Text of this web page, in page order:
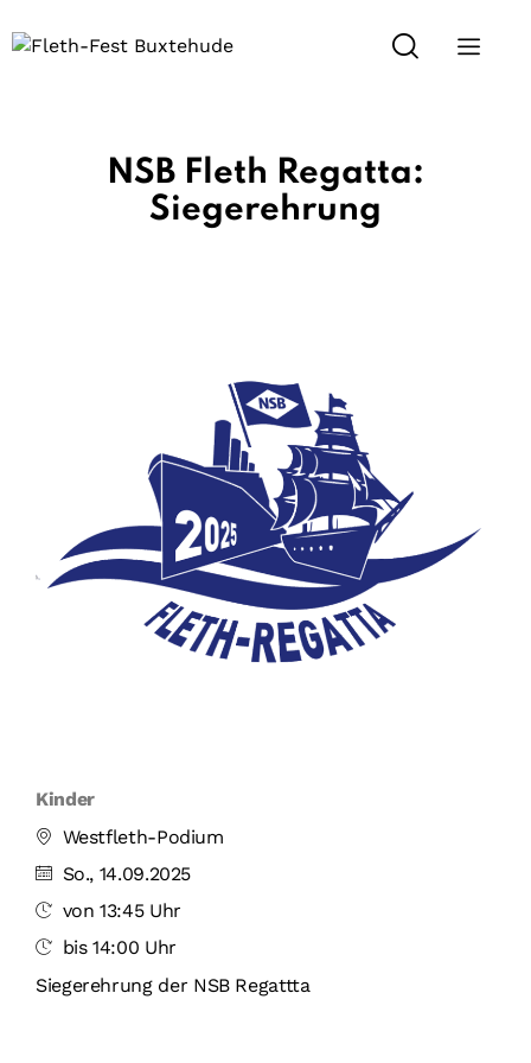
NSB Fleth Regatta:
Siegerehrung
Kinder
Westfleth-Podium
So., 14.09.2025
von 13:45 Uhr
bis 14:00 Uhr
Siegerehrung der NSB Regattta